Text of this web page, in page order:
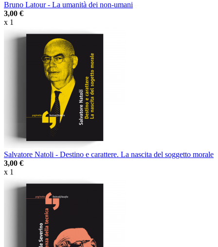
Bruno Latour - La umanità dei non-umani
3,00 €
x 1
Salvatore Natoli - Destino e carattere. La nascita del soggetto morale
3,00 €
x 1